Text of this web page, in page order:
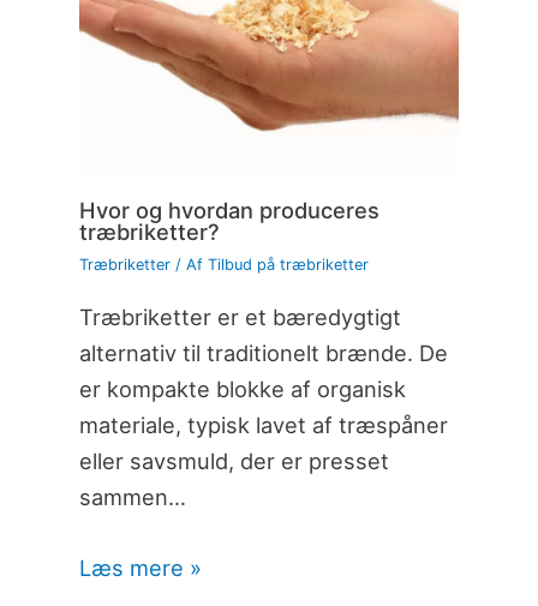
Hvor og hvordan produceres
træbriketter?
Træbriketter/ Af Tilbud på træbriketter
Træbriketter er et bæredygtigt
alternativ til traditionelt brænde. De
er kompakte blokke af organisk
materiale, typisk lavet af træspåner
eller savsmuld, der er presset
sammen…
Læs mere »